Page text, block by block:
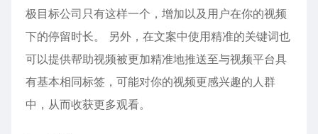
极目标公司只有这样一个，增加以及用户在你的视频
下的停留时长。 另外，在文案中使用精准的关键词也
可以提供帮助视频被更加精准地推送至与视频平台具
有基本相同标签，可能对你的视频更感兴趣的人群
中，从而收获更多观看。